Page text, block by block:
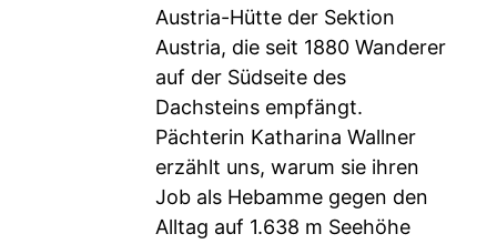
Austria-Hütte der Sektion
Austria, die seit 1880 Wanderer
auf der Südseite des
Dachsteins empfängt.
Pächterin Katharina Wallner
erzählt uns, warum sie ihren
Job als Hebamme gegen den
Alltag auf 1.638 m Seehöhe